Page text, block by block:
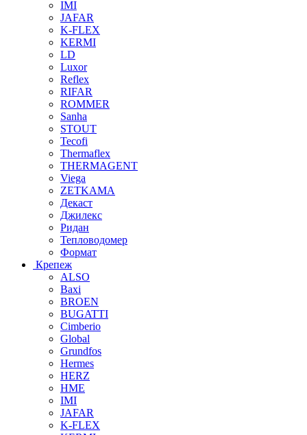
IMI
JAFAR
K-FLEX
KERMI
LD
Luxor
Reflex
RIFAR
ROMMER
Sanha
STOUT
Tecofi
Thermaflex
THERMAGENT
Viega
ZETKAMA
Декаст
Джилекс
Ридан
Тепловодомер
Формат
Крепеж
ALSO
Baxi
BROEN
BUGATTI
Cimberio
Global
Grundfos
Hermes
HERZ
HME
IMI
JAFAR
K-FLEX